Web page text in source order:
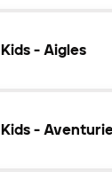
Kids - Aigles
Kids -